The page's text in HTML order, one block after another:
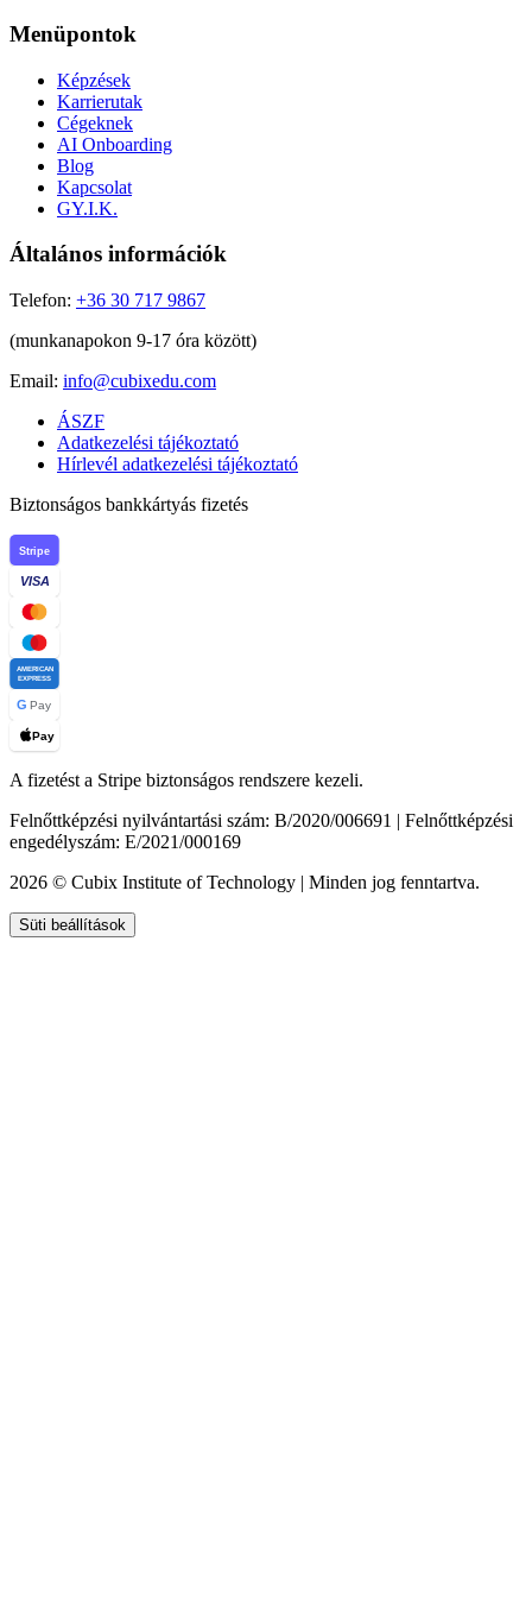
Menüpontok
Képzések
Karrierutak
Cégeknek
AI Onboarding
Blog
Kapcsolat
GY.I.K.
Általános információk
Telefon: +36 30 717 9867
(munkanapokon 9-17 óra között)
Email: info@cubixedu.com
ÁSZF
Adatkezelési tájékoztató
Hírlevél adatkezelési tájékoztató
Biztonságos bankkártyás fizetés
Stripe
VISA
AMERICAN
EXPRESS
G Pay
Pay
A fizetést a Stripe biztonságos rendszere kezeli.
Felnőttképzési nyilvántartási szám: B/2020/006691 | Felnőttképzési
engedélyszám: E/2021/000169
2026 © Cubix Institute of Technology | Minden jog fenntartva.
Süti beállítások